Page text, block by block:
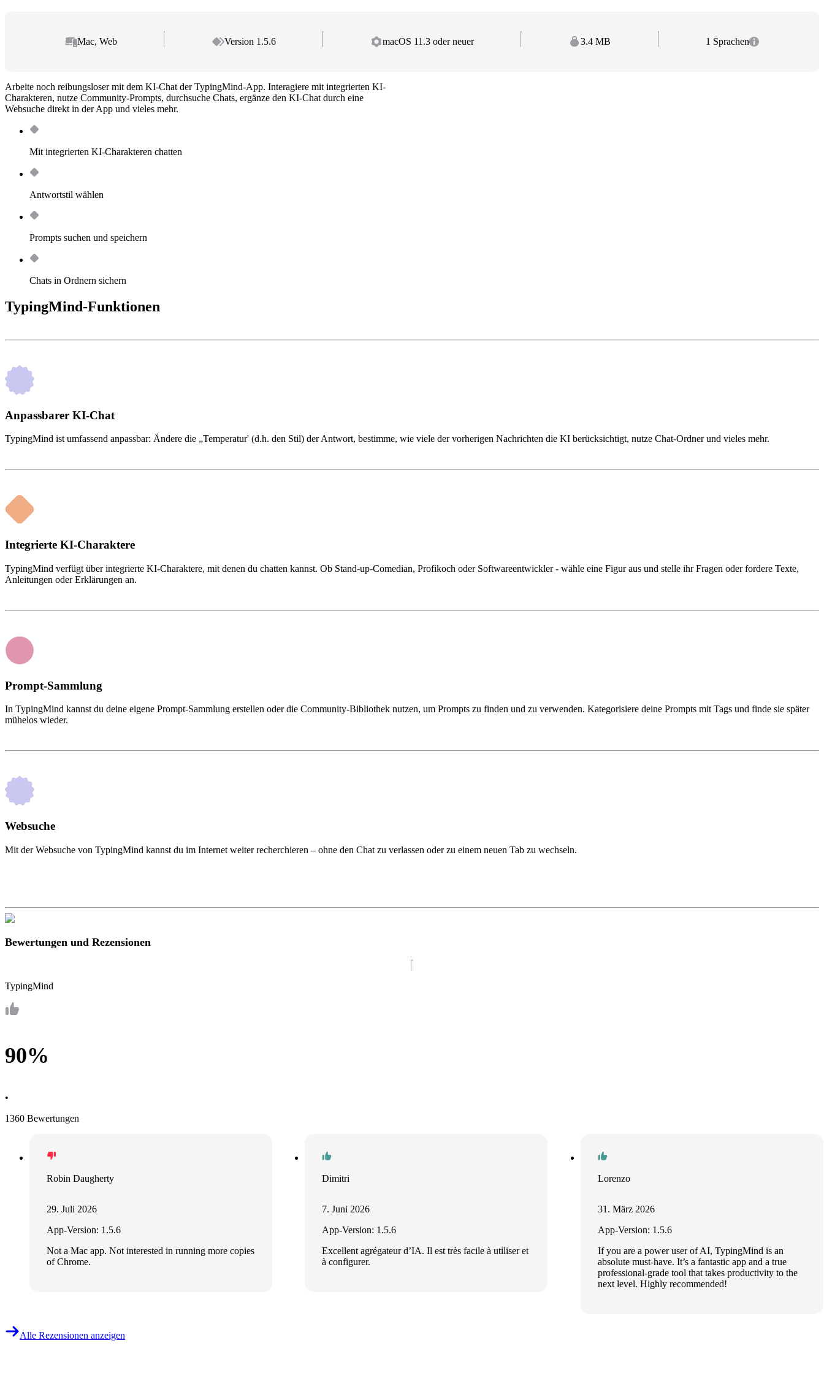
Mac, Web Version 1.5.6 macOS 11.3 oder neuer 3.4 MB 1 Sprachen
Arbeite noch reibungsloser mit dem KI-Chat der TypingMind-App. Interagiere mit integrierten KI-
Charakteren, nutze Community-Prompts, durchsuche Chats, ergänze den KI-Chat durch eine
Websuche direkt in der App und vieles mehr.
Mit integrierten KI-Charakteren chatten
Antwortstil wählen
Prompts suchen und speichern
Chats in Ordnern sichern
TypingMind-Funktionen
Anpassbarer KI-Chat
TypingMind ist umfassend anpassbar: Ändere die „Temperatur' (d.h. den Stil) der Antwort, bestimme, wie viele der vorherigen Nachrichten die KI berücksichtigt, nutze Chat-Ordner und vieles mehr.
Integrierte KI-Charaktere
TypingMind verfügt über integrierte KI-Charaktere, mit denen du chatten kannst. Ob Stand-up-Comedian, Profikoch oder Softwareentwickler - wähle eine Figur aus und stelle ihr Fragen oder fordere Texte,
Anleitungen oder Erklärungen an.
Prompt-Sammlung
In TypingMind kannst du deine eigene Prompt-Sammlung erstellen oder die Community-Bibliothek nutzen, um Prompts zu finden und zu verwenden. Kategorisiere deine Prompts mit Tags und finde sie später
mühelos wieder.
Websuche
Mit der Websuche von TypingMind kannst du im Internet weiter recherchieren – ohne den Chat zu verlassen oder zu einem neuen Tab zu wechseln.
Bewertungen und Rezensionen
TypingMind
90%
•
1360 Bewertungen
Robin Daugherty
29. Juli 2026
App-Version: 1.5.6
Not a Mac app. Not interested in running more copies
of Chrome.
Dimitri
7. Juni 2026
App-Version: 1.5.6
Excellent agrégateur d’IA. Il est très facile à utiliser et
à configurer.
Lorenzo
31. März 2026
App-Version: 1.5.6
If you are a power user of AI, TypingMind is an
absolute must-have. It’s a fantastic app and a true
professional-grade tool that takes productivity to the
next level. Highly recommended!
Alle Rezensionen anzeigen